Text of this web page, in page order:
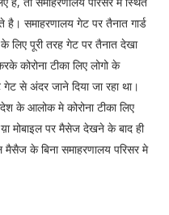
है। समाहरणालय गेट पर तैनात गार्ड
के लिए पूरी तरह गेट पर तैनात देखा
कोरोना टीका लिए लोगो के
से अंदर जाने दिया जा रहा था।
के आलोक मे कोरोना टीका लिए
मोबाइल पर मैसेज देखने के बाद ही
मैसैज के बिना समाहरणालय परिसर मे